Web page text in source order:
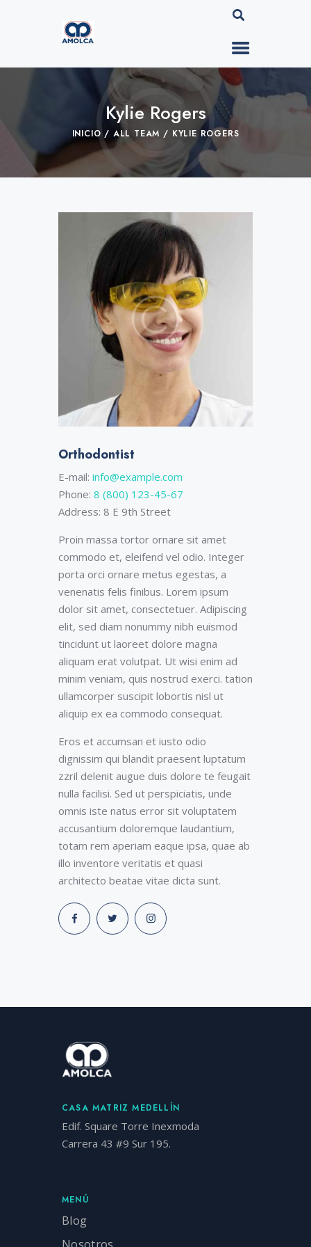
Kylie Rogers
INICIO ALL TEAM KYLIE ROGERS
Orthodontist
E-mail: info@example.com
Phone: 8 (800) 123-45-67
Address: 8 E 9th Street
Proin massa tortor ornare sit amet
commodo et, eleifend vel odio. Integer
porta orci ornare metus egestas, a
venenatis felis finibus. Lorem ipsum
dolor sit amet, consectetuer. Adipiscing
elit, sed diam nonummy nibh euismod
tincidunt ut laoreet dolore magna
aliquam erat volutpat. Ut wisi enim ad
minim veniam, quis nostrud exerci. tation
ullamcorper suscipit lobortis nisl ut
aliquip ex ea commodo consequat.
Eros et accumsan et iusto odio
dignissim qui blandit praesent luptatum
zzril delenit augue duis dolore te feugait
nulla facilisi. Sed ut perspiciatis, unde
omnis iste natus error sit voluptatem
accusantium doloremque laudantium,
totam rem aperiam eaque ipsa, quae ab
illo inventore veritatis et quasi
architecto beatae vitae dicta sunt.
CASA MATRIZ MEDELLÍN
Edif. Square Torre Inexmoda
Carrera 43 #9 Sur 195.
MENÚ
Blog